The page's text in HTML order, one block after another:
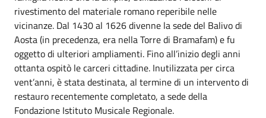
rivestimento del materiale romano reperibile nelle
vicinanze. Dal 1430 al 1626 divenne la sede del Balivo di
Aosta (in precedenza, era nella Torre di Bramafam) e fu
oggetto di ulteriori ampliamenti. Fino all’inizio degli anni
ottanta ospitò le carceri cittadine. Inutilizzata per circa
vent’anni, è stata destinata, al termine di un intervento di
restauro recentemente completato, a sede della
Fondazione Istituto Musicale Regionale.